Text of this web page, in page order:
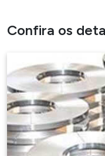
Confira os